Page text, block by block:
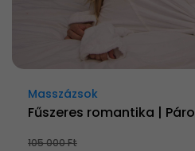
Masszázsok
Fűszeres romantika |
105 000 Ft